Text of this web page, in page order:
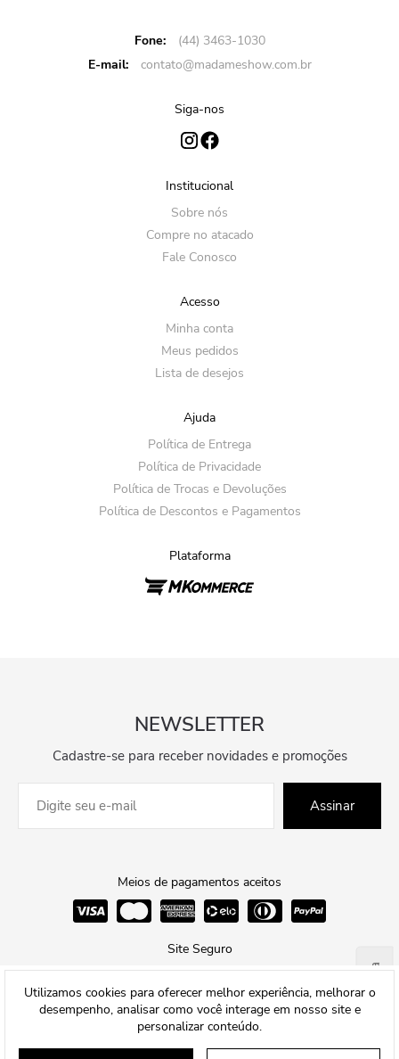
Fone:
(44) 3463-1030
E-mail:
contato@madameshow.com.br
Siga-nos
Institucional
Sobre nós
Compre no atacado
Fale Conosco
Acesso
Minha conta
Meus pedidos
Lista de desejos
Ajuda
Política de Entrega
Política de Privacidade
Política de Trocas e Devoluções
Política de Descontos e Pagamentos
Plataforma
NEWSLETTER
Cadastre-se para receber novidades e promoções
Assinar
Meios de pagamentos aceitos
Site Seguro
Ajuda
Utilizamos cookies para oferecer melhor experiência, melhorar o
desempenho, analisar como você interage em nosso site e
personalizar conteúdo.